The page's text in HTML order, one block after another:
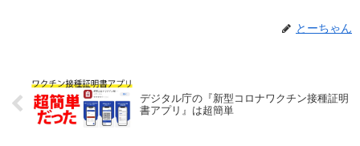
とーちゃん
デジタル庁の『新型コロナワクチン接種証明
書アプリ』は超簡単